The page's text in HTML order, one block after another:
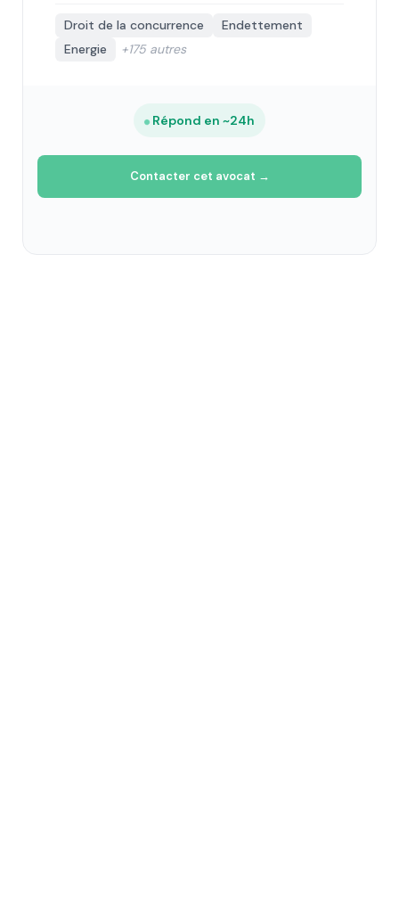
Droit de la concurrence
Endettement
Energie
+175 autres
Répond en ~24h
Contacter cet avocat →